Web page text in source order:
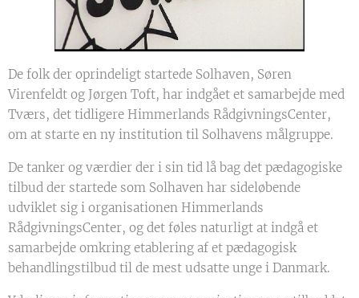
De folk der oprindeligt startede Solhaven, Søren
Virenfeldt og Jørgen Toft, har indgået et samarbejde med
Tværs, det tidligere Himmerlands RådgivningsCenter,
om at starte en ny institution til Solhavens målgruppe.
De tanker og værdier der i sin tid lå bag det pædagogiske
tilbud der startede som Solhaven har sideløbende
udviklet sig i organisationen Himmerlands
RådgivningsCenter, og det føles naturligt at indgå et
samarbejde omkring etablering af et pædagogisk
behandlingstilbud til de mest udsatte unge i Danmark.